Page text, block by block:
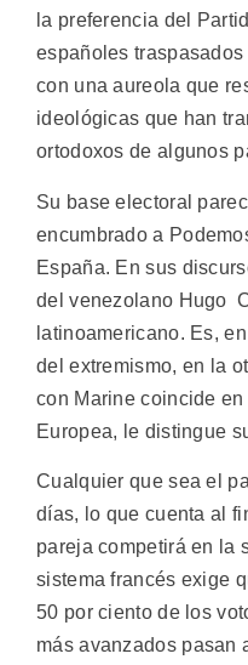
la preferencia del
españoles
con una aureola que
ideológicas que han
ortodoxos de algunos
Su base electoral
encumbrado a
España. En sus
del venezolano Hugo
latinoamericano. Es,
del extremismo, en la
con Marine coincide
Europea, le distingue
Cualquier que sea el
días, lo que cuenta al
pareja competirá en la
sistema francés exige
50 por ciento de los
más avanzados pasan